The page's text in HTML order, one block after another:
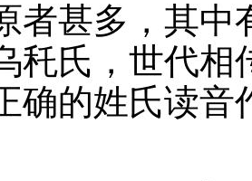
者甚多，其
秅氏，世代
确的姓氏读音